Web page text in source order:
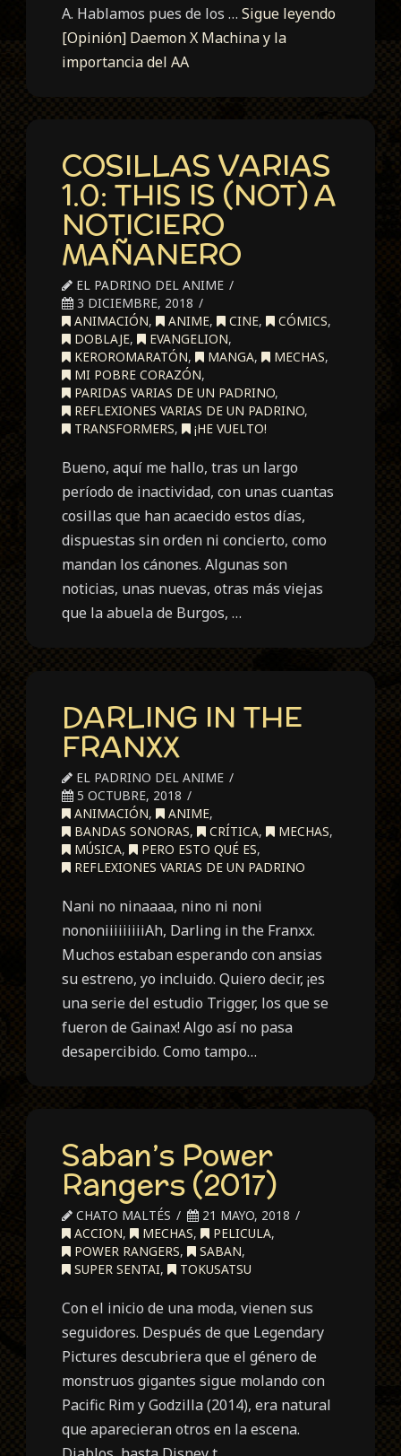
A. Hablamos pues de los …Sigue leyendo
[Opinión] Daemon X Machina y la
importancia del AA
COSILLAS VARIAS
1.0: THIS IS (NOT) A
NOTICIERO
MAÑANERO
EL PADRINO DEL ANIME
3 DICIEMBRE, 2018
ANIMACIÓN, ANIME, CINE, CÓMICS,
DOBLAJE, EVANGELION,
KEROROMARATÓN, MANGA, MECHAS,
MI POBRE CORAZÓN,
PARIDAS VARIAS DE UN PADRINO,
REFLEXIONES VARIAS DE UN PADRINO,
TRANSFORMERS, ¡HE VUELTO!
Bueno, aquí me hallo, tras un largo
período de inactividad, con unas cuantas
cosillas que han acaecido estos días,
dispuestas sin orden ni concierto, como
mandan los cánones. Algunas son
noticias, unas nuevas, otras más viejas
que la abuela de Burgos, …
DARLING IN THE
FRANXX
EL PADRINO DEL ANIME
5 OCTUBRE, 2018
ANIMACIÓN, ANIME,
BANDAS SONORAS, CRÍTICA, MECHAS,
MÚSICA, PERO ESTO QUÉ ES,
REFLEXIONES VARIAS DE UN PADRINO
Nani no ninaaaa, nino ni noni
nononiiiiiiiiiAh, Darling in the Franxx.
Muchos estaban esperando con ansias
su estreno, yo incluido. Quiero decir, ¡es
una serie del estudio Trigger, los que se
fueron de Gainax! Algo así no pasa
desapercibido. Como tampo…
Saban’s Power
Rangers (2017)
CHATO MALTÉS
21 MAYO, 2018
ACCION, MECHAS, PELICULA,
POWER RANGERS, SABAN,
SUPER SENTAI, TOKUSATSU
Con el inicio de una moda, vienen sus
seguidores. Después de que Legendary
Pictures descubriera que el género de
monstruos gigantes sigue molando con
Pacific Rim y Godzilla (2014), era natural
que aparecieran otros en la escena.